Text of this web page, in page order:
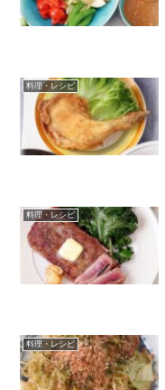
料理・レシピ
料理・レシピ
料理・レシピ